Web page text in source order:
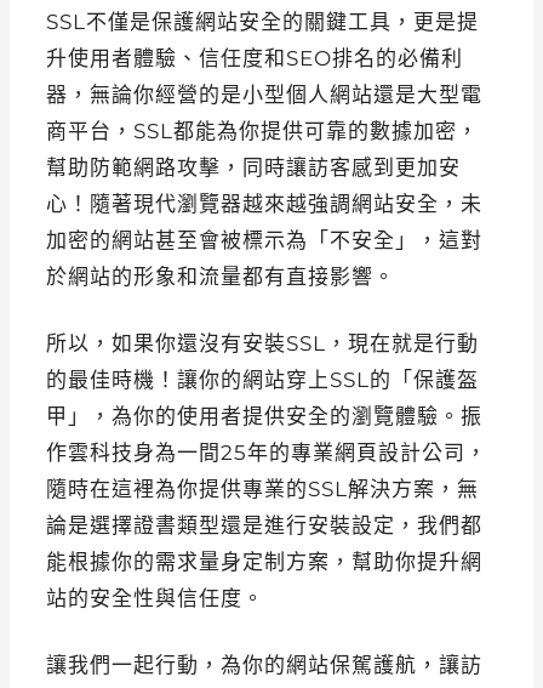
SSL不僅是保護網站安全的關鍵工具，更是提
升使用者體驗、信任度和SEO排名的必備利
器，無論你經營的是小型個人網站還是大型電
商平台，SSL都能為你提供可靠的數據加密，
幫助防範網路攻擊，同時讓訪客感到更加安
心！隨著現代瀏覽器越來越強調網站安全，未
加密的網站甚至會被標示為「不安全」，這對
於網站的形象和流量都有直接影響。
所以，如果你還沒有安裝SSL，現在就是行動
的最佳時機！讓你的網站穿上SSL的「保護盔
甲」，為你的使用者提供安全的瀏覽體驗。振
作雲科技身為一間25年的專業網頁設計公司，
隨時在這裡為你提供專業的SSL解決方案，無
論是選擇證書類型還是進行安裝設定，我們都
能根據你的需求量身定制方案，幫助你提升網
站的安全性與信任度。
讓我們一起行動，為你的網站保駕護航，讓訪